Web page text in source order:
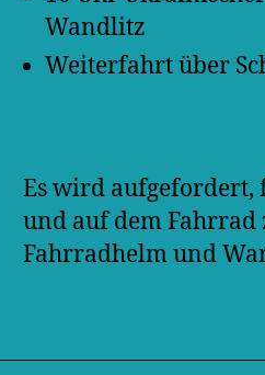
Wandlitz
Weiterfahrt über
Es wird aufgefordert,
und auf dem Fahrrad
Fahrradhelm und